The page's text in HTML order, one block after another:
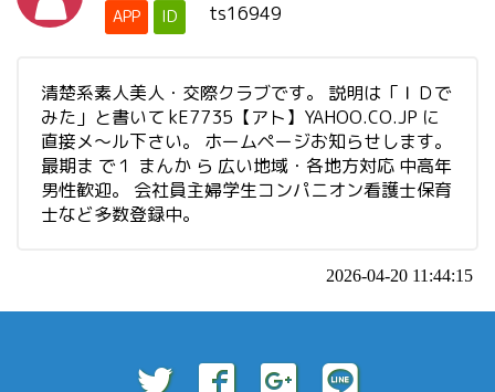
APP ID ts16949
清楚系素人美人・交際クラブです。 説明は「ＩＤで
みた」と書いて kE7735【アト】YAHOO.CO.JP に
直接メ～ル下さい。 ホームページお知らせします。
最期ま で１ まんか ら 広い地域・各地方対応 中高年
男性歓迎。 会社員主婦学生コンパニオン看護士保育
士など多数登録中。
2026-04-20 11:44:15